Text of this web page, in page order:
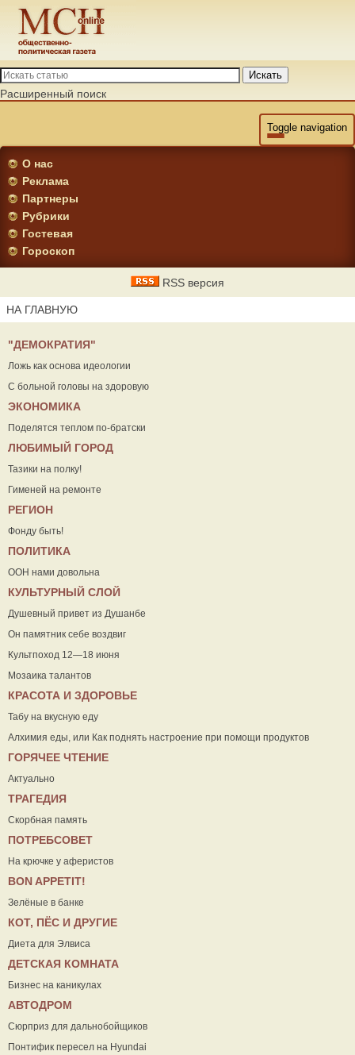
Искать
Расширенный поиск
Toggle navigation
О нас
Реклама
Партнеры
Рубрики
Гостевая
Гороскоп
RSS версия
НА ГЛАВНУЮ
"ДЕМОКРАТИЯ"
Ложь как основа идеологии
С больной головы на здоровую
ЭКОНОМИКА
Поделятся теплом по-братски
ЛЮБИМЫЙ ГОРОД
Тазики на полку!
Гименей на ремонте
РЕГИОН
Фонду быть!
ПОЛИТИКА
ООН нами довольна
КУЛЬТУРНЫЙ СЛОЙ
Душевный привет из Душанбе
Он памятник себе воздвиг
Культпоход 12—18 июня
Мозаика талантов
КРАСОТА И ЗДОРОВЬЕ
Табу на вкусную еду
Алхимия еды, или Как поднять настроение при помощи продуктов
ГОРЯЧЕЕ ЧТЕНИЕ
Актуально
ТРАГЕДИЯ
Скорбная память
ПОТРЕБСОВЕТ
На крючке у аферистов
ВON APPETIT!
Зелёные в банке
КОТ, ПЁС И ДРУГИЕ
Диета для Элвиса
ДЕТСКАЯ КОМНАТА
Бизнес на каникулах
АВТОДРОМ
Сюрприз для дальнобойщиков
Понтифик пересел на Hyundai